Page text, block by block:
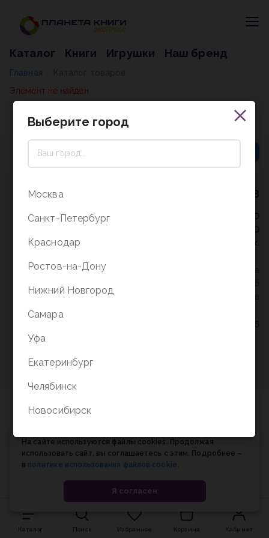
Каталог Книги Игрушки Наш бренд
Главная
Элемент не найден
8 (800) 5000-338
Режим работы - 9:30-20:00
в выходные и праздники - 10:00-19:00
без перерыва и выходных.
Политика конфиденциальности
СОГЛАСИЕ на
Соглашение об
использовании cookie-файлов
© Планета книги, 1998-2026
Каталог Поиск Избранное Корзина Кабинет
На сайте используются файлы cookies. Продолжая
использовать сайт, вы соглашаетесь с этим. Подробнее –
в политике использования файлов cookie.
Я согласен
Выберите город
Москва
Санкт-Петербург
Краснодар
Ростов-на-Дону
Нижний Новгород
Самара
Уфа
Екатеринбург
Челябинск
Новосибирск